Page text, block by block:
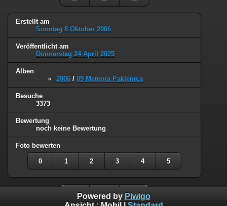
Erstellt am
Sonntag 8 Oktober 2006
Veröffentlicht am
Donnerstag 24 April 2025
Alben
2006 / 09 Meteora Paklenica
Besuche
3373
Bewertung
noch keine Bewertung
Foto bewerten
0 1 2 3 4 5
Powered by Piwigo